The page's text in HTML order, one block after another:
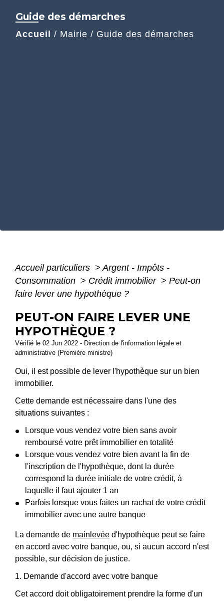
Guide des démarches
Accueil / Mairie / Guide des démarches
Accueil particuliers > Argent - Impôts -
Consommation > Crédit immobilier > Peut-on
faire lever une hypothèque ?
PEUT-ON FAIRE LEVER UNE
HYPOTHÈQUE ?
Vérifié le 02 Jun 2022 - Direction de l'information légale et
administrative (Première ministre)
Oui, il est possible de lever l'hypothèque sur un bien
immobilier.
Cette demande est nécessaire dans l'une des
situations suivantes :
Lorsque vous vendez votre bien sans avoir
remboursé votre prêt immobilier en totalité
Lorsque vous vendez votre bien avant la fin de
l'inscription de l'hypothèque, dont la durée
correspond la durée initiale de votre crédit, à
laquelle il faut ajouter 1 an
Parfois lorsque vous faites un rachat de votre crédit
immobilier avec une autre banque
La demande de mainlevée d'hypothèque peut se faire
en accord avec votre banque, ou, si aucun accord n'est
possible, sur décision de justice.
1. Demande d'accord avec votre banque
Cet accord doit obligatoirement prendre la forme d'un